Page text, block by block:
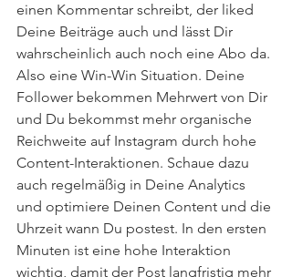
einen Kommentar schreibt, der liked
Deine Beiträge auch und lässt Dir
wahrscheinlich auch noch eine Abo da.
Also eine Win-Win Situation. Deine
Follower bekommen Mehrwert von Dir
und Du bekommst mehr organische
Reichweite auf Instagram durch hohe
Content-Interaktionen. Schaue dazu
auch regelmäßig in Deine Analytics
und optimiere Deinen Content und die
Uhrzeit wann Du postest. In den ersten
Minuten ist eine hohe Interaktion
wichtig, damit der Post langfristig mehr